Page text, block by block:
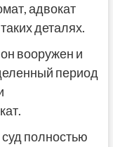
адвокат
деталях.
вооружен и
период
полностью